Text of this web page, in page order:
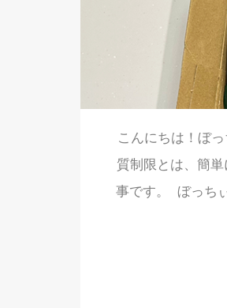
こんにちは！ぼ
質制限とは、簡
事です。 ぼっち